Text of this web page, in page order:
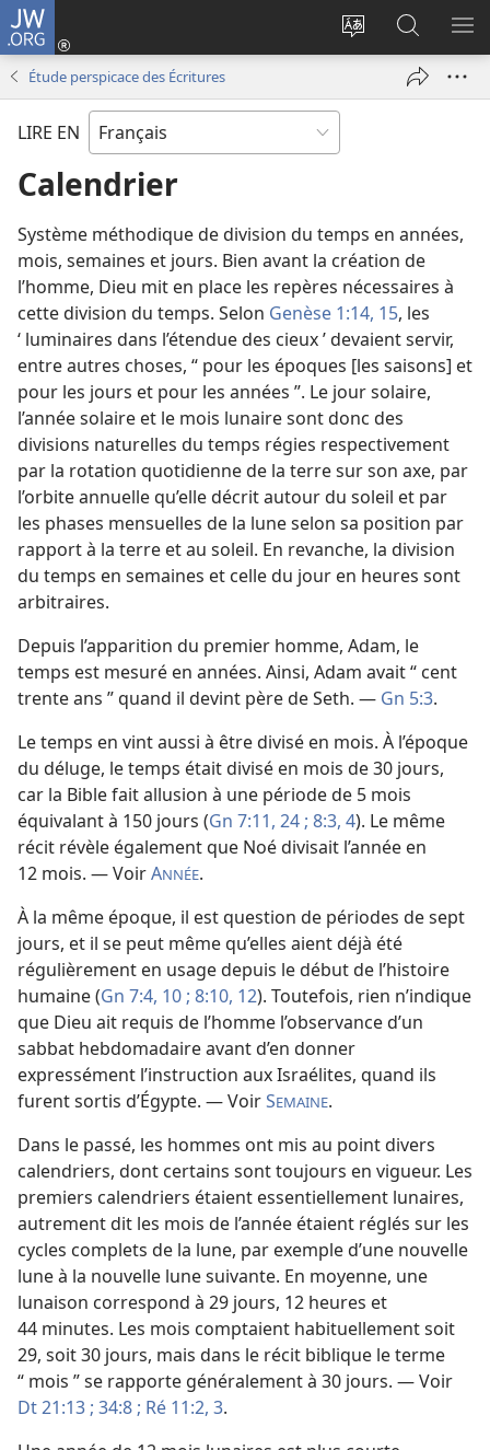
JW.ORG
Changer
langue
Se
connecter
nouvelle
sur
JW.ORG
Étude perspicace des Écritures
LIRE EN
Calendrier
Système méthodique de division du temps en années,
mois, semaines et jours. Bien avant la création de
l’homme, Dieu mit en place les repères nécessaires à
cette division du temps. Selon Genèse 1:14, 15, les
‘ luminaires dans l’étendue des cieux ’ devaient servir,
entre autres choses, “ pour les époques [les saisons] et
pour les jours et pour les années ”. Le jour solaire,
l’année solaire et le mois lunaire sont donc des
divisions naturelles du temps régies respectivement
par la rotation quotidienne de la terre sur son axe, par
l’orbite annuelle qu’elle décrit autour du soleil et par
les phases mensuelles de la lune selon sa position par
rapport à la terre et au soleil. En revanche, la division
du temps en semaines et celle du jour en heures sont
arbitraires.
Depuis l’apparition du premier homme, Adam, le
temps est mesuré en années. Ainsi, Adam avait “ cent
trente ans ” quand il devint père de Seth. — Gn 5:3.
Le temps en vint aussi à être divisé en mois. À l’époque
du déluge, le temps était divisé en mois de 30 jours,
car la Bible fait allusion à une période de 5 mois
équivalant à 150 jours (Gn 7:11, 24 ; 8:3, 4). Le même
récit révèle également que Noé divisait l’année en
12 mois. — VoirANNÉE.
À la même époque, il est question de périodes de sept
jours, et il se peut même qu’elles aient déjà été
régulièrement en usage depuis le début de l’histoire
humaine (Gn 7:4, 10 ; 8:10, 12). Toutefois, rien n’indique
que Dieu ait requis de l’homme l’observance d’un
sabbat hebdomadaire avant d’en donner
expressément l’instruction aux Israélites, quand ils
furent sortis d’Égypte. — VoirSEMAINE.
Dans le passé, les hommes ont mis au point divers
calendriers, dont certains sont toujours en vigueur. Les
premiers calendriers étaient essentiellement lunaires,
autrement dit les mois de l’année étaient réglés sur les
cycles complets de la lune, par exemple d’une nouvelle
lune à la nouvelle lune suivante. En moyenne, une
lunaison correspond à 29 jours, 12 heures et
44 minutes. Les mois comptaient habituellement soit
29, soit 30 jours, mais dans le récit biblique le terme
“ mois ” se rapporte généralement à 30 jours. — Voir
Dt 21:13 ; 34:8 ; Ré 11:2, 3.